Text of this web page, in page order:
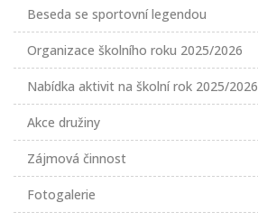
Beseda se sportovní legendou
Organizace školního roku 2025/2026
Nabídka aktivit na školní rok 2025/2026
Akce družiny
Zájmová činnost
Fotogalerie